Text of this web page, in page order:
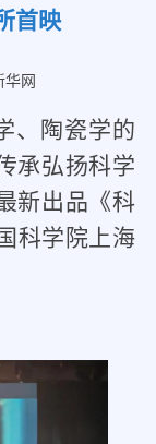
首映
华网
、陶瓷学的
承弘扬科学
新出品《科
科学院上海